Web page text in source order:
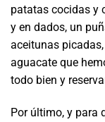
patatas cocidas y
y en dados, un
aceitunas
aguacate que
todo bien y
Por último, y para